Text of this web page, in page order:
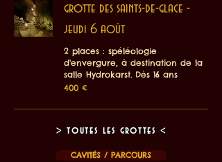
grotte des saints-de-glace -
jeudi 6 août
2 places : spéléologie
d'envergure, à destination de la
salle Hydrokarst. Dès 16 ans
400
euros
400 €
> toutes les grottes <
CAVITÉS / PARCOURS